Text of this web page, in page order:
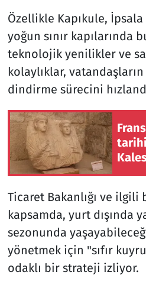
Özellikle Kapıkule,
yoğun sınır kapılarında
teknolojik yenilikler ve
kolaylıklar,
dindirme sürecini
Ticaret Bakanlığı ve ilgili
kapsamda, yurt dışında
sezonunda
yönetmek için "sıfır
odaklı bir strateji izliyor.